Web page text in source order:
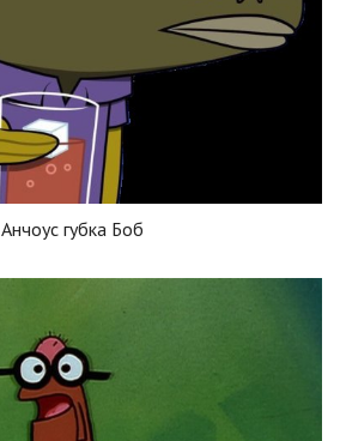
Анчоус губка Боб